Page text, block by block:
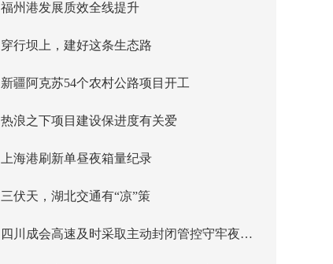
福州港发展质效全线提升
穿行坝上，建好这条生态路
新疆阿克苏54个农村公路项目开工
热浪之下项目建设保进度有关爱
上海港刷新单昼夜箱量纪录
三伏天，湖北交通有“凉”策
四川成会高速及时采取主动封闭管控守牢夜间安全防线